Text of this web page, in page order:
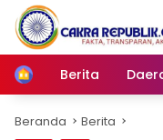
Langsung
konten
Home
Berita
Beranda Berita